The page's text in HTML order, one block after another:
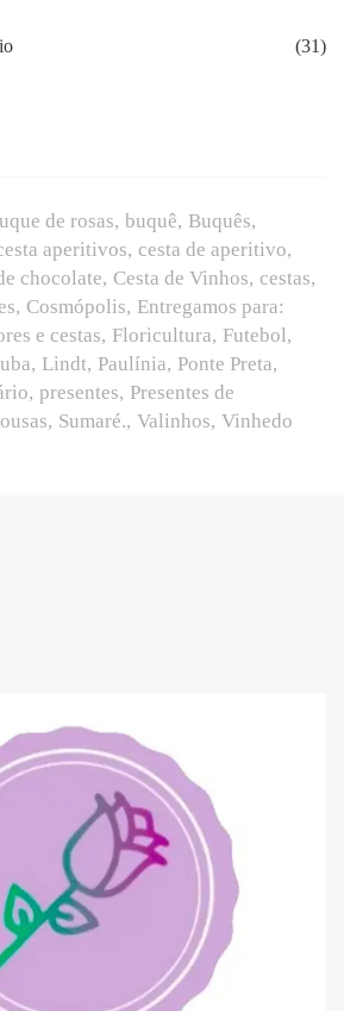
(31)
de rosas buquê Buquês
aperitivos cesta de aperitivo
chocolate Cesta de Vinhos cestas
Cosmópolis Entregamos para:
e cestas Floricultura Futebol
Lindt Paulínia Ponte Preta
presentes Presentes de
Sumaré. Valinhos Vinhedo